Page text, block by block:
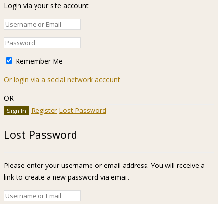
Login via your site account
Remember Me
Or login via a social network account
OR
Register Lost Password
Lost Password
Please enter your username or email address. You will receive a
link to create a new password via email.